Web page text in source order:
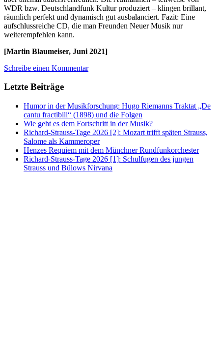
WDR bzw. Deutschlandfunk Kultur produziert – klingen brillant,
räumlich perfekt und dynamisch gut ausbalanciert. Fazit: Eine
aufschlussreiche CD, die man Freunden Neuer Musik nur
weiterempfehlen kann.
[Martin Blaumeiser, Juni 2021]
Schreibe einen Kommentar
Letzte Beiträge
Humor in der Musikforschung: Hugo Riemanns Traktat „De
cantu fractibili“ (1898) und die Folgen
Wie geht es dem Fortschritt in der Musik?
Richard-Strauss-Tage 2026 [2]: Mozart trifft späten Strauss,
Salome als Kammeroper
Henzes Requiem mit dem Münchner Rundfunkorchester
Richard-Strauss-Tage 2026 [1]: Schulfugen des jungen
Strauss und Bülows Nirvana